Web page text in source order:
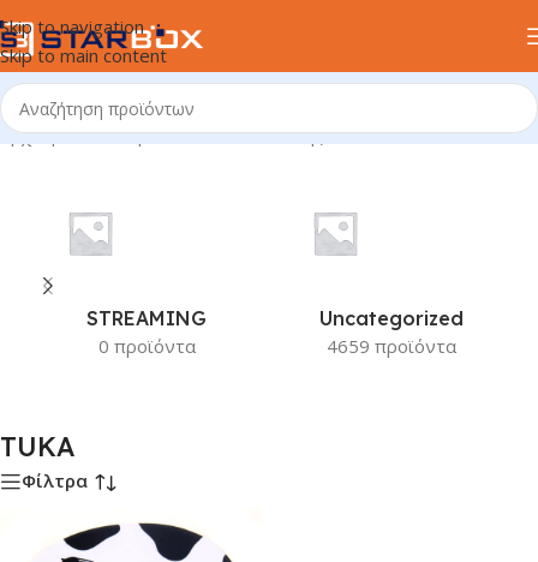
Skip to navigation
Skip to main content
Αρχική σελίδα/Προϊόν Κατασκευαστής/TUKA
STREAMING
0 προϊόντα
Uncategorized
4659 προϊόντα
TUKA
Φίλτρα